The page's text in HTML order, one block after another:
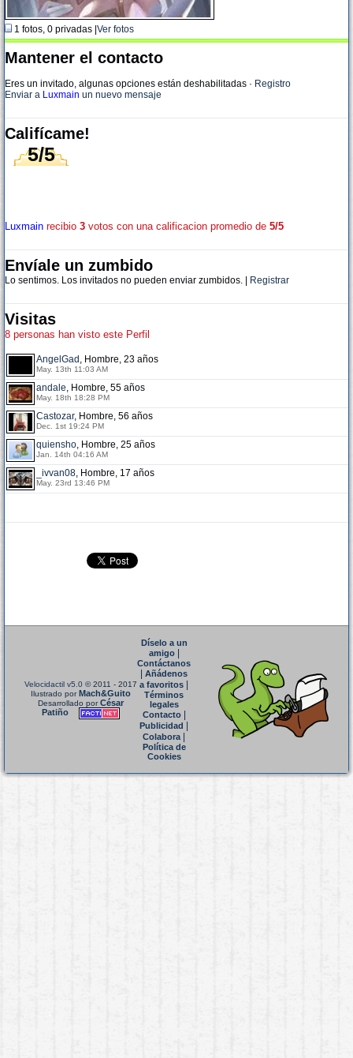
1 fotos, 0 privadas | Ver fotos
Mantener el contacto
Eres un invitado, algunas opciones están deshabilitadas · Registro
Enviar a Luxmain un nuevo mensaje
Califícame!
5/5
Luxmain recibio 3 votos con una calificacion promedio de 5/5
Envíale un zumbido
Lo sentimos. Los invitados no pueden enviar zumbidos. | Registrar
Visitas
8 personas han visto este Perfil
AngelGad , Hombre, 23 años
May. 13th 11:03 AM
andale, Hombre, 55 años
May. 18th 18:28 PM
Castozar, Hombre, 56 años
Dec. 1st 19:24 PM
quiensho, Hombre, 25 años
Jan. 14th 04:16 AM
_ivvan08, Hombre, 17 años
May. 23rd 13:46 PM
Velocidactil v5.0 © 2011 - 2017
Ilustrado porMach&Guito
Desarrollado porCésar
Patiño
Díselo a un
amigo|
Contáctanos
Añádenos
a favoritos
Términos
legales
Contacto|
Publicidad
Colabora|
Política de
Cookies